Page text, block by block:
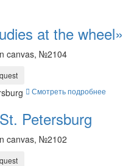
at the wheel»
canvas, №2104
Смотреть подробнее
Petersburg
canvas, №2102